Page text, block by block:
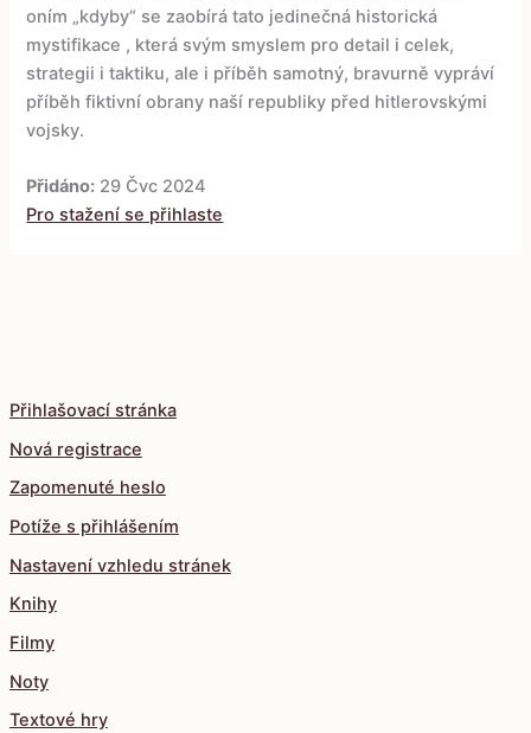
Přihlašovací stránka
Nová registrace
Zapomenuté heslo
Potíže s přihlášením
Nastavení vzhledu stránek
Knihy
Filmy
Noty
Textové hry
oním „kdyby“ se zaobírá tato jedinečná historická
mystifikace , která svým smyslem pro detail i celek,
strategii i taktiku, ale i příběh samotný, bravurně vypráví
příběh fiktivní obrany naší republiky před hitlerovskými
vojsky.
Přidáno: 29 Čvc 2024
Pro stažení se přihlaste